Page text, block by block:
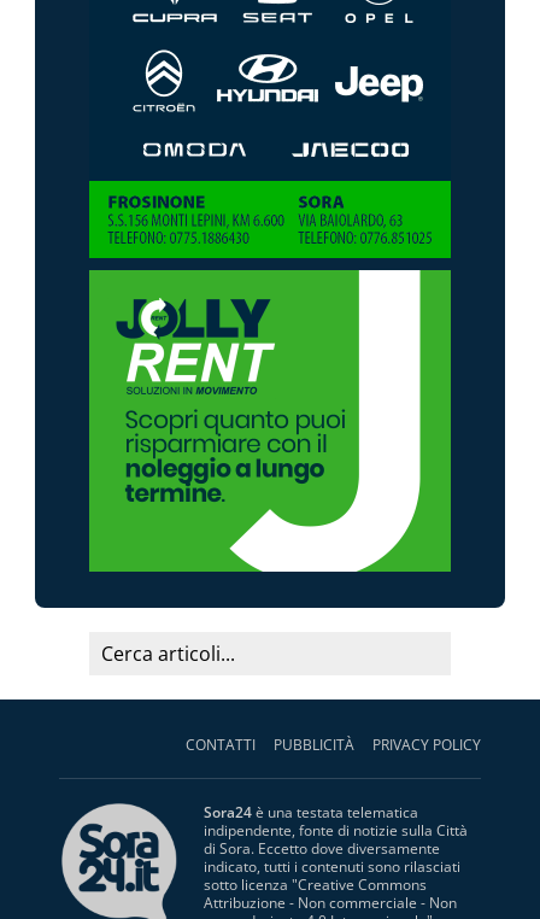
CONTATTI PUBBLICITÀ PRIVACY POLICY
Sora24è una testata telematica
indipendente, fonte di notizie sulla Città
di Sora. Eccetto dove diversamente
indicato, tutti i contenuti sono rilasciati
sotto licenza "Creative Commons
Attribuzione - Non commerciale - Non